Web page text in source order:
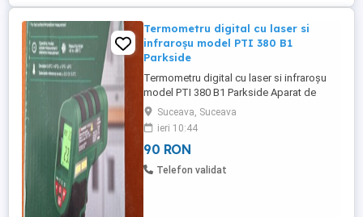
Termometru digital cu laser si
infraroșu model PTI 380 B1
Parkside
Termometru digital cu laser si infraroșu
model PTI 380 B1 Parkside Aparat de
măsurare a temperaturii model PTI 380 B1
Parkside Contor de temperatură
Termometru Pistol de temperatură
Caracteristica special - Fără contact
Interval de vârstă Adult Tehnologia de
Suceava, Suceava
ieri 10:44
90 RON
Telefon validat